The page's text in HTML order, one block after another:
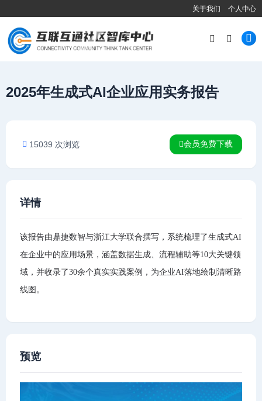
关于我们 个人中心
2025年生成式AI企业应用实务报告
15039 次浏览 会员免费下载
详情
该报告由鼎捷数智与浙江大学联合撰写，系统梳理了生成式AI
在企业中的应用场景，涵盖数据生成、流程辅助等10大关键领
域，并收录了30余个真实实践案例，为企业AI落地绘制清晰路
线图。
预览